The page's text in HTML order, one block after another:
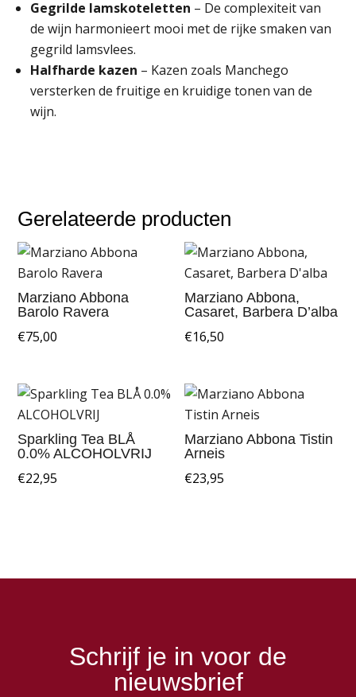
Gegrilde lamskoteletten – De complexiteit van
de wijn harmonieert mooi met de rijke smaken van
gegrild lamsvlees.
Halfharde kazen – Kazen zoals Manchego
versterken de fruitige en kruidige tonen van de
wijn.
Gerelateerde producten
Marziano Abbona
Barolo Ravera
€75,00
Marziano Abbona,
Casaret, Barbera D’alba
€16,50
Sparkling Tea BLÅ
0.0% ALCOHOLVRIJ
€22,95
Marziano Abbona Tistin
Arneis
€23,95
Schrijf je in voor de
nieuwsbrief